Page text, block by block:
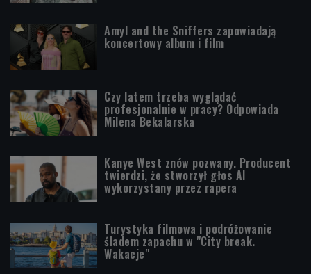
Amyl and the Sniffers zapowiadają
koncertowy album i film
Czy latem trzeba wyglądać
profesjonalnie w pracy? Odpowiada
Milena Bekalarska
Kanye West znów pozwany. Producent
twierdzi, że stworzył głos AI
wykorzystany przez rapera
Turystyka filmowa i podróżowanie
śladem zapachu w "City break.
Wakacje"